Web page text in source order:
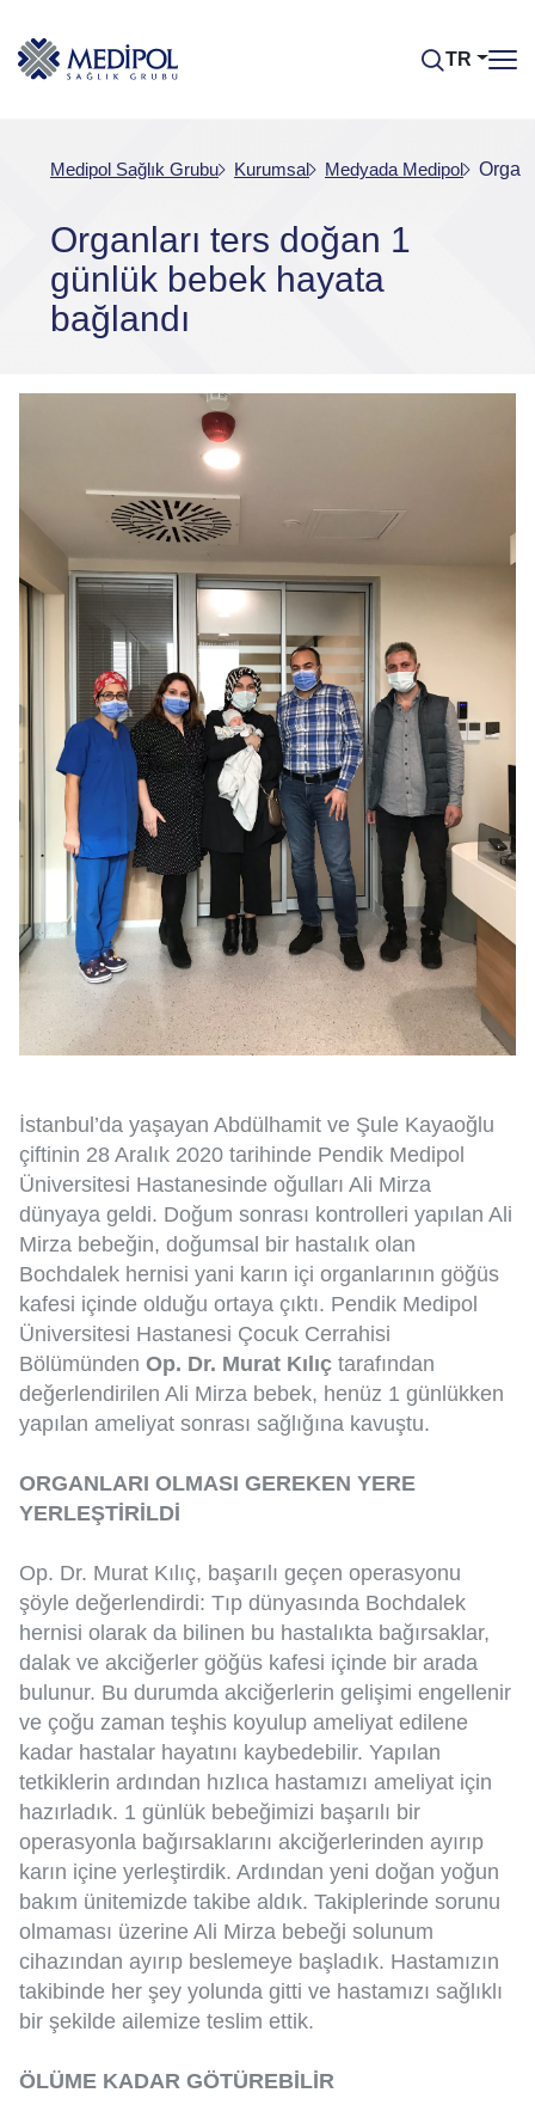
TR
Medipol Sağlık Grubu Kurumsal Medyada Medipol
Organları ters doğan 1
günlük bebek hayata
bağlandı
İstanbul’da yaşayan Abdülhamit ve Şule Kayaoğlu
çiftinin 28 Aralık 2020 tarihinde Pendik Medipol
Üniversitesi Hastanesinde oğulları Ali Mirza
dünyaya geldi. Doğum sonrası kontrolleri yapılan Ali
Mirza bebeğin, doğumsal bir hastalık olan
Bochdalek hernisi yani karın içi organlarının göğüs
kafesi içinde olduğu ortaya çıktı. Pendik Medipol
Üniversitesi Hastanesi Çocuk Cerrahisi
Bölümünden Op. Dr. Murat Kılıç tarafından
değerlendirilen Ali Mirza bebek, henüz 1 günlükken
yapılan ameliyat sonrası sağlığına kavuştu.
ORGANLARI OLMASI GEREKEN YERE
YERLEŞTİRİLDİ
Op. Dr. Murat Kılıç, başarılı geçen operasyonu
şöyle değerlendirdi: Tıp dünyasında Bochdalek
hernisi olarak da bilinen bu hastalıkta bağırsaklar,
dalak ve akciğerler göğüs kafesi içinde bir arada
bulunur. Bu durumda akciğerlerin gelişimi engellenir
ve çoğu zaman teşhis koyulup ameliyat edilene
kadar hastalar hayatını kaybedebilir. Yapılan
tetkiklerin ardından hızlıca hastamızı ameliyat için
hazırladık. 1 günlük bebeğimizi başarılı bir
operasyonla bağırsaklarını akciğerlerinden ayırıp
karın içine yerleştirdik. Ardından yeni doğan yoğun
bakım ünitemizde takibe aldık. Takiplerinde sorunu
olmaması üzerine Ali Mirza bebeği solunum
cihazından ayırıp beslemeye başladık. Hastamızın
takibinde her şey yolunda gitti ve hastamızı sağlıklı
bir şekilde ailemize teslim ettik.
ÖLÜME KADAR GÖTÜREBİLİR